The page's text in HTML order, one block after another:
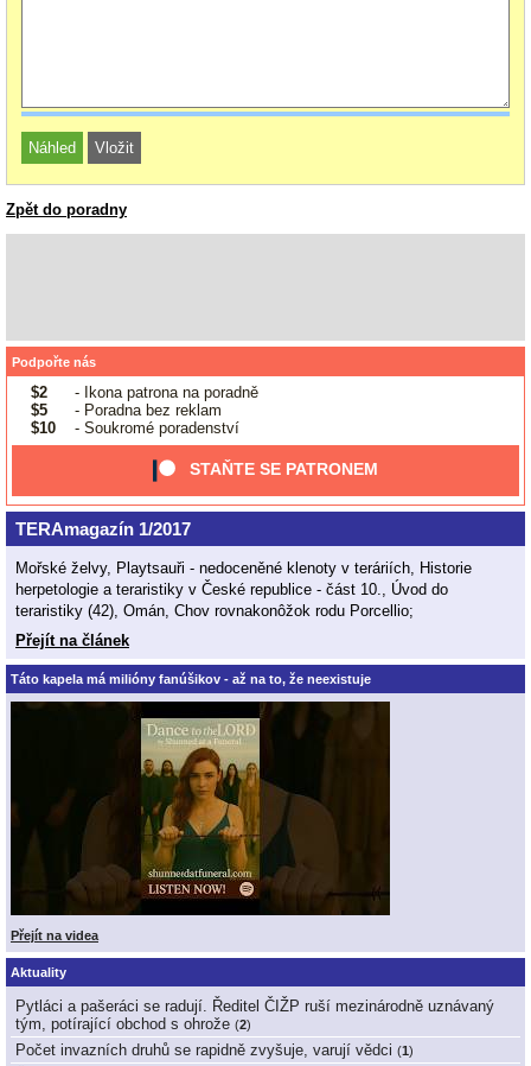
Zpět do poradny
Podpořte nás
$2
- Ikona patrona na poradně
$5
- Poradna bez reklam
$10
- Soukromé poradenství
STAŇTE SE PATRONEM
TERAmagazín 1/2017
Mořské želvy, Playtsauři - nedoceněné klenoty v teráriích, Historie
herpetologie a teraristiky v České republice - část 10., Úvod do
teraristiky (42), Omán, Chov rovnakonôžok rodu Porcellio;
Přejít na článek
Táto kapela má milióny fanúšikov - až na to, že neexistuje
Přejít na videa
Aktuality
Pytláci a pašeráci se radují. Ředitel ČIŽP ruší mezinárodně uznávaný
tým, potírající obchod s ohrože (2)
Počet invazních druhů se rapidně zvyšuje, varují vědci (1 )